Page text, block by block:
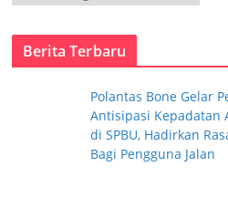
a
t
Berita Terbaru
Polantas Bone Gelar
Antisipasi Kepadatan
di SPBU, Hadirkan
Bagi Pengguna Jalan